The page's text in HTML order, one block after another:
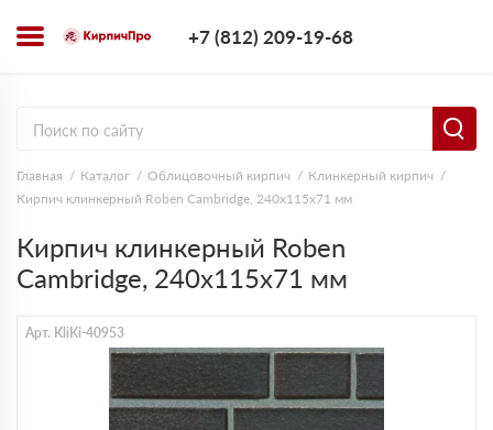
+7 (812) 209-19-68
Главная Каталог Облицовочный кирпич
Клинкерный кирпич
Кирпич клинкерный Roben Cambridge, 240х115х71 мм
Кирпич клинкерный Roben
Cambridge, 240х115х71 мм
Арт. KliKi-40953